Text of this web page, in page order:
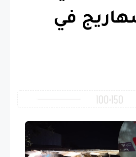
في